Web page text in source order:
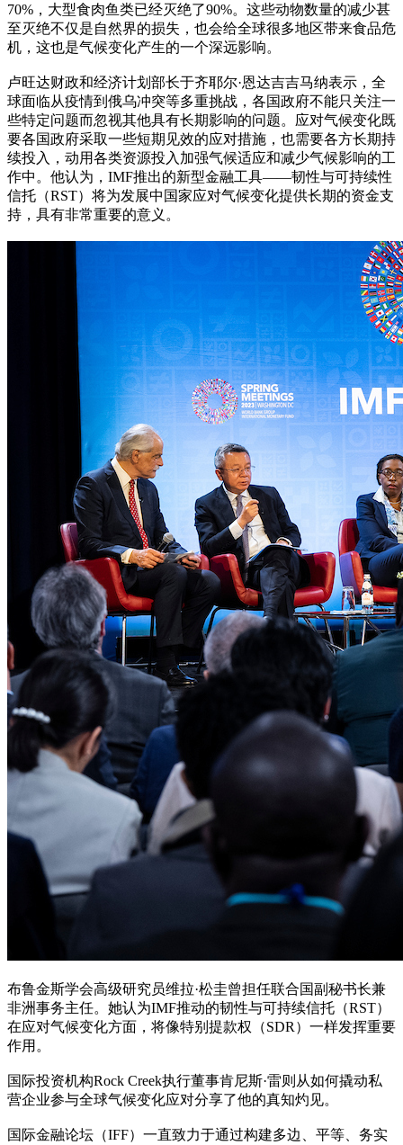
70%，大型食肉鱼类已经灭绝了90%。这些动物数量的减少甚
至灭绝不仅是自然界的损失，也会给全球很多地区带来食品危
机，这也是气候变化产生的一个深远影响。
卢旺达财政和经济计划部长于齐耶尔·恩达吉吉马纳表示，全
球面临从疫情到俄乌冲突等多重挑战，各国政府不能只关注一
些特定问题而忽视其他具有长期影响的问题。应对气候变化既
要各国政府采取一些短期见效的应对措施，也需要各方长期持
续投入，动用各类资源投入加强气候适应和减少气候影响的工
作中。他认为，IMF推出的新型金融工具——韧性与可持续性
信托（RST）将为发展中国家应对气候变化提供长期的资金支
持，具有非常重要的意义。
布鲁金斯学会高级研究员维拉·松圭曾担任联合国副秘书长兼
非洲事务主任。她认为IMF推动的韧性与可持续信托（RST）
在应对气候变化方面，将像特别提款权（SDR）一样发挥重要
作用。
国际投资机构Rock Creek执行董事肯尼斯·雷则从如何撬动私
营企业参与全球气候变化应对分享了他的真知灼见。
国际金融论坛（IFF）一直致力于通过构建多边、平等、务实